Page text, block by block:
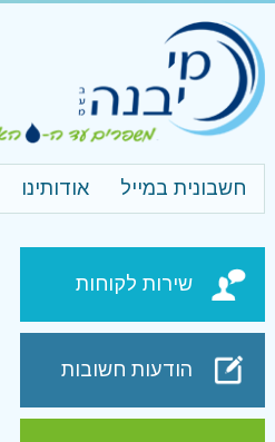
חשבונית במייל אודותינו
שירות לקוחות
הודעות חשובות